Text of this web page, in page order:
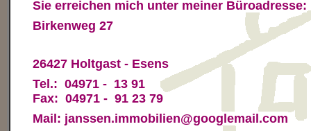
Sie erreichen mich unter meiner Büroadresse:
Birkenweg 27
26427 Holtgast - Esens
Tel.: 04971 - 13 91
Fax: 04971 - 91 23 79
Mail: janssen.immobilien@googlemail.com